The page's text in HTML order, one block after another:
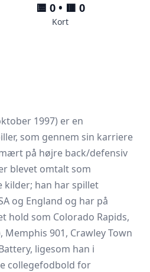
🟨 0 • 🟥 0
Kort
1997) er en
som gennem sin karriere
på højre back/defensiv
blevet omtalt som
kilder; han har spillet
og England og har på
hold som Colorado Rapids,
Memphis 901, Crawley Town
ligesom han i
collegefodbold for